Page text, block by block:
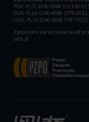
PLN: PL75 1240 4588 1111 0011
EUR: PL66 1240 4588 1978
USD: PL76 1240 4588 1787
Zgłoszenie naruszenia zasad
labs.pl